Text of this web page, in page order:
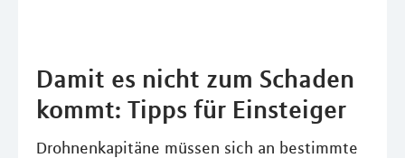
Damit es nicht zum Schaden
kommt: Tipps für Einsteiger
Drohnenkapitäne müssen sich an bestimmte